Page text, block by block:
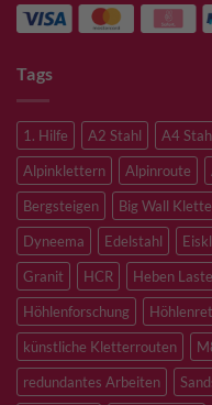
Tags
1. Hilfe A2 Stahl A4
Alpinklettern
Alpinroute
Bergsteigen
Big Wall
Dyneema
Edelstahl
Granit
HCR Heben
Höhlenforschung
künstliche Kletterrouten
redundantes Arbeiten